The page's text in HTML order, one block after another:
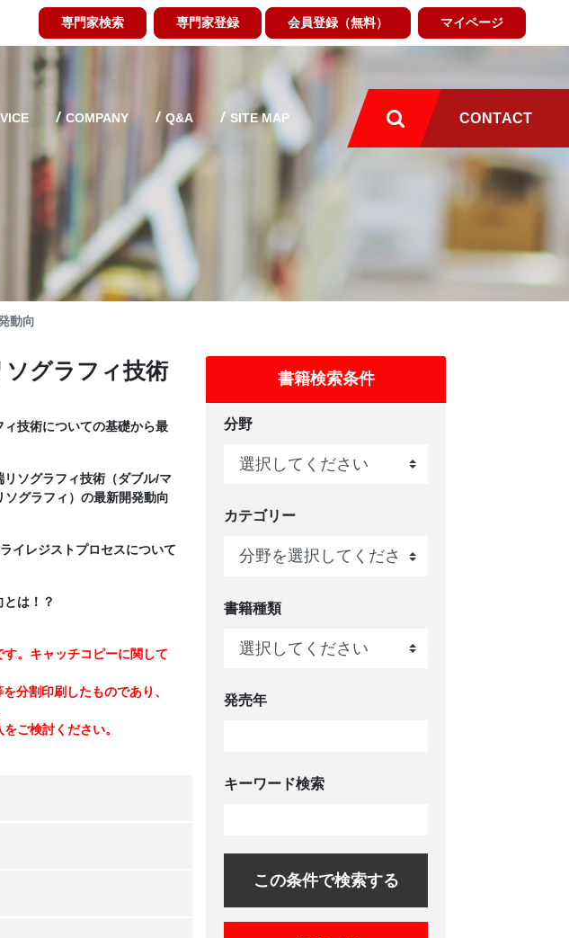
専門家検索 専門家登録 会員登録（無料） マイページ
COMPANY Q&A SITE MAP CONTACT
動向
グラフィ技術
技術についての基礎から最
ソグラフィ技術（ダブル/マ
グラフィ）の最新開発動向
イレジストプロセスについて
は！？
。キャッチコピーに関して
分割印刷したものであり、
ご検討ください。
書籍検索条件
分野
カテゴリー
書籍種類
発売年
キーワード検索
この条件で検索する